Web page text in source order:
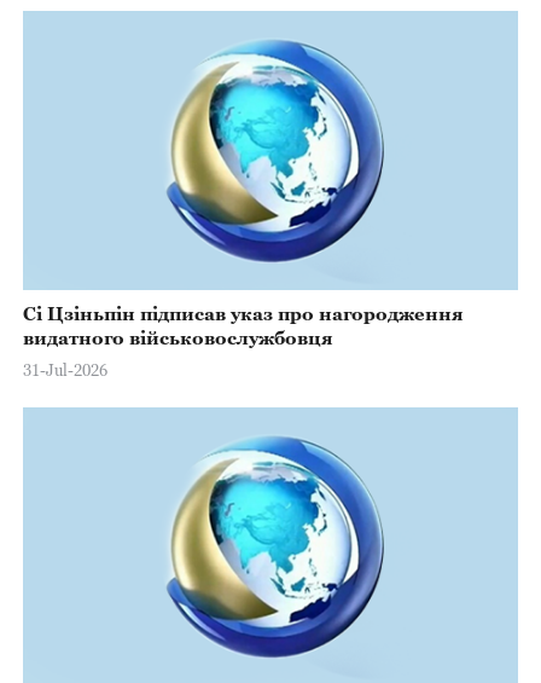
Сі Цзіньпін підписав указ про нагородження
видатного військовослужбовця
31-Jul-2026